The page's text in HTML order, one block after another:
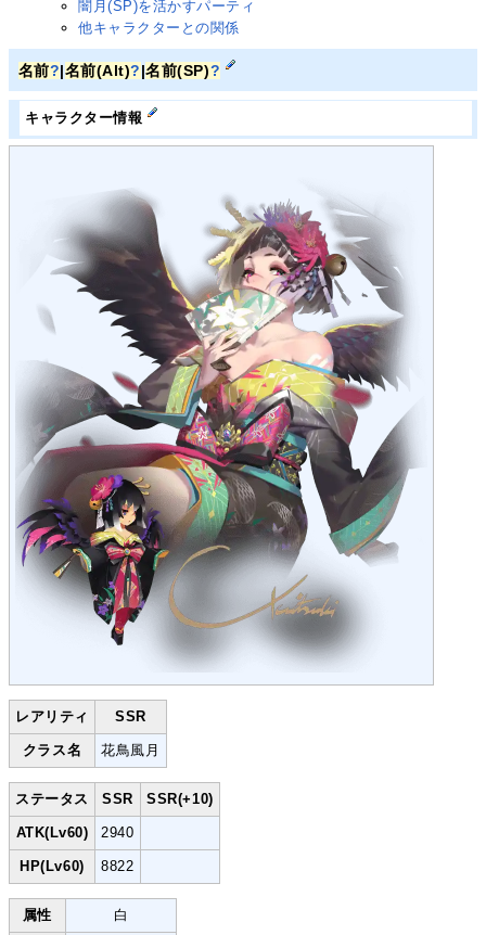
闇月(SP)を活かすパーティ
他キャラクターとの関係
名前?|名前(Alt)?|名前(SP)?
キャラクター情報
レアリティ SSR
クラス名 花鳥風月
ステータス SSR SSR(+10)
ATK(Lv60) 2940
HP(Lv60) 8822
属性 白